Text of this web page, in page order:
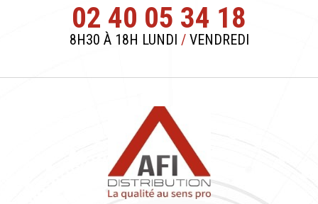
02 40 05 34 18
8H30 À 18H LUNDI /VENDREDI